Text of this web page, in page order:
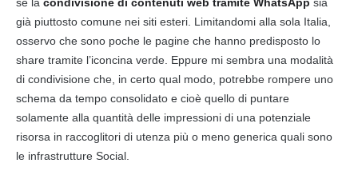
già piuttosto comune nei siti esteri. Limitandomi alla sola Italia,
osservo che sono poche le pagine che hanno predisposto lo
share tramite l’iconcina verde. Eppure mi sembra una modalità
di condivisione che, in certo qual modo, potrebbe rompere uno
schema da tempo consolidato e cioè quello di puntare
solamente alla quantità delle impressioni di una potenziale
risorsa in raccoglitori di utenza più o meno generica quali sono
le infrastrutture Social.